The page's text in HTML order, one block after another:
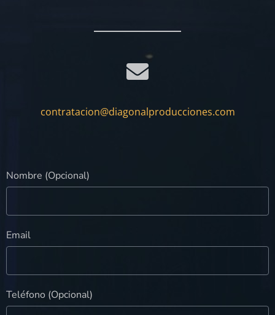
contratacion@diagonalproducciones.com
Nombre (Opcional)
Email
Teléfono (Opcional)